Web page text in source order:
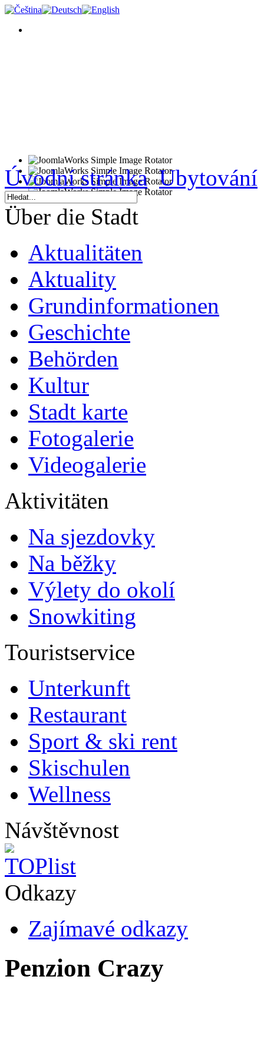
Úvodní stránka Ubytování
Über die Stadt
Aktualitäten
Aktuality
Grundinformationen
Geschichte
Behörden
Kultur
Stadt karte
Fotogalerie
Videogalerie
Aktivitäten
Na sjezdovky
Na běžky
Výlety do okolí
Snowkiting
Touristservice
Unterkunft
Restaurant
Sport & ski rent
Skischulen
Wellness
Návštěvnost
Odkazy
Zajímavé odkazy
Penzion Crazy